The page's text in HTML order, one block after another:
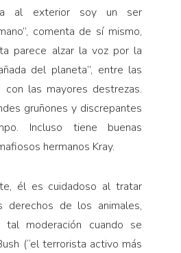
al exterior soy un ser
comenta de sí mismo,
parece alzar la voz por la
del planeta”, entre las
las mayores destrezas.
gruñones y discrepantes
Incluso tiene buenas
hermanos Kray.
él es cuidadoso al tratar
derechos de los animales,
moderación cuando se
(“el terrorista activo más